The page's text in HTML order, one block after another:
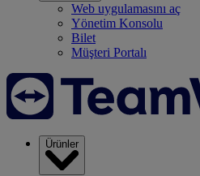
Web uygulamasını aç
Yönetim Konsolu
Bilet
Müşteri Portalı
Ürünler